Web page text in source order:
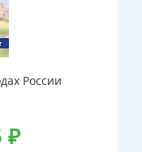
России
₽